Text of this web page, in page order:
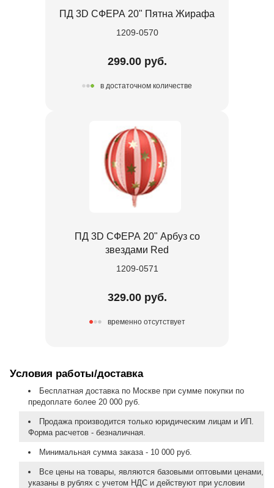
ПД 3D СФЕРА 20" Пятна Жирафа
1209-0570
299.00 руб.
в достаточном количестве
ПД 3D СФЕРА 20" Арбуз со
звездами Red
1209-0571
329.00 руб.
временно отсутствует
Условия работы/доставка
Бесплатная доставка по Москве при сумме покупки по
предоплате более 20 000 руб.
Продажа производится только юридическим лицам и ИП.
Форма расчетов - безналичная.
Минимальная сумма заказа - 10 000 руб.
Все цены на товары, являются базовыми оптовыми ценами,
указаны в рублях с учетом НДС и действуют при условии